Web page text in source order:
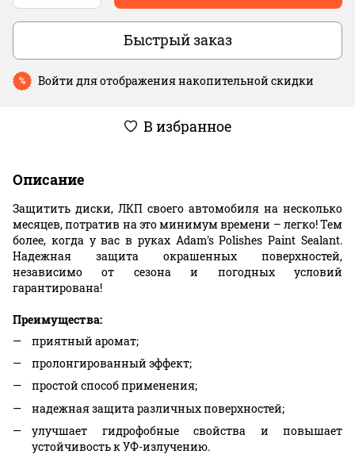
Быстрый заказ
% Войти для отображения накопительной скидки
В избранное
Описание
Защитить диски, ЛКП своего автомобиля на несколько
месяцев, потратив на это минимум времени – легко! Тем
более, когда у вас в руках Adam's Polishes Paint Sealant.
Надежная защита окрашенных поверхностей,
независимо от сезона и погодных условий
гарантирована!
Преимущества:
приятный аромат;
пролонгированный эффект;
простой способ применения;
надежная защита различных поверхностей;
улучшает гидрофобные свойства и повышает
устойчивость к УФ-излучению.